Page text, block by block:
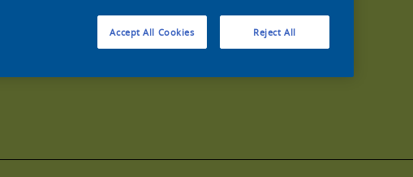
Reject All
Accept All Cookies